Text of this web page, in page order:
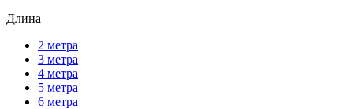
Длина
2 метра
3 метра
4 метра
5 метра
6 метра